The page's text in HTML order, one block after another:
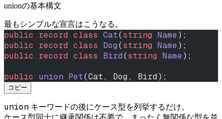
unionの基本構文
最もシンプルな宣言はこうなる。
public record class Cat(string Name);
public record class Dog(string Name);
public record class Bird(string Name);
public union Pet(Cat, Dog, Bird);
コピー
union キーワードの後にケース型を列挙するだけ。
ケース型同士に継承関係は不要で、まったく無関係な型を並